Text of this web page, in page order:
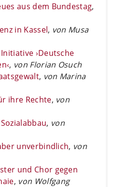
aus dem Bundestag,
in Kassel, von Musa
›Deutsche
, von Florian Osuch
, von Marina
ihre Rechte, von
, von
unverbindlich, von
und Chor gegen
, von Wolfgang